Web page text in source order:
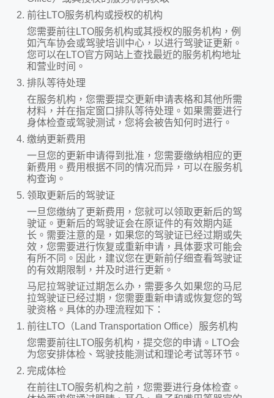
前往LTO服务机构或授权的机构
您需要前往LTO服务机构或其授权的服务机构，例
如汽车协会或驾驶培训中心，以进行驾驶证更新。
您可以在LTO官方网站上查找最近的服务机构地址
和营业时间。
排队等待处理
在服务机构，您需要提交更新申请表格和其他所需
材料，并在指定窗口排队等待处理。如果需要进行
身体检查或驾驶测试，您将会被告知何时进行。
缴纳更新费用
一旦您的更新申请得到批准，您需要缴纳相应的更
新费用。费用根据不同的情况而异，可以在服务机
构查询。
领取更新后的驾驶证
一旦您缴纳了更新费用，您就可以领取更新后的驾
驶证。更新后的驾驶证会在原证件的有效期内延
长。需要注意的是，如果您的驾驶证已经过期或失
效，您需要进行恢复或重新申请，具体要求可能会
有所不同。因此，建议您在更新前仔细查看驾驶证
的有效期限制，并及时进行更新。
马尼拉驾驶证过期怎么办，需要多久如果您的马尼
拉驾驶证已经过期，您需要重新申请或恢复您的驾
驶资格。具体的办理流程如下：
前往LTO（Land Transportation Office）服务机构
您需要前往LTO服务机构，提交您的申请。LTO会
为您安排体检、驾驶技能测试和理论考试等环节。
完成体检
在前往LTO服务机构之前，您需要进行身体检查。